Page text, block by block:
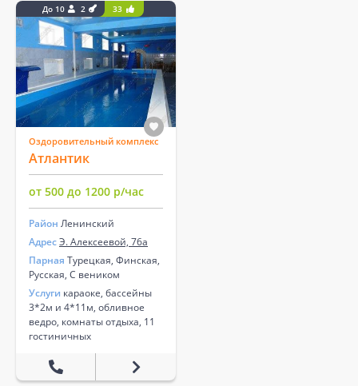
До 10 2 33
Оздоровительный комплекс
Атлантик
от 500 до 1200 р/час
Район Ленинский
АдресЭ. Алексеевой, 76а
Парная Турецкая, Финская,
Русская, С веником
Услуги караоке, бассейны
3*2м и 4*11м, обливное
ведро, комнаты отдыха, 11
гостиничных